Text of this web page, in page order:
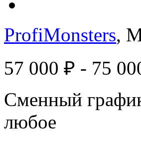
ProfiMonsters,
57 000 ₽ - 75
Сменный
любое